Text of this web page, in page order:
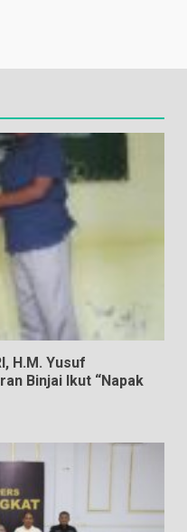
H.M. Yusuf
Binjai Ikut “Napak